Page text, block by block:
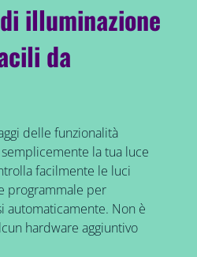
illuminazione
da
delle funzionalità
la tua luce
facilmente le luci
programmale per
automaticamente. Non è
hardware aggiuntivo